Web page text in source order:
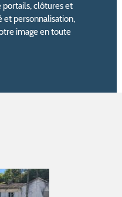
portails, clôtures et
et personnalisation,
image en toute